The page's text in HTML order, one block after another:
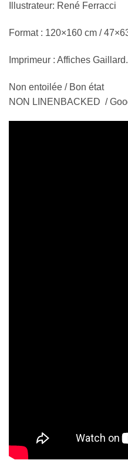
Illustrateur: René Ferracci
Format : 120×160 cm /
Imprimeur : Affiches
Non entoilée / Bon état
NON LINENBACKED /